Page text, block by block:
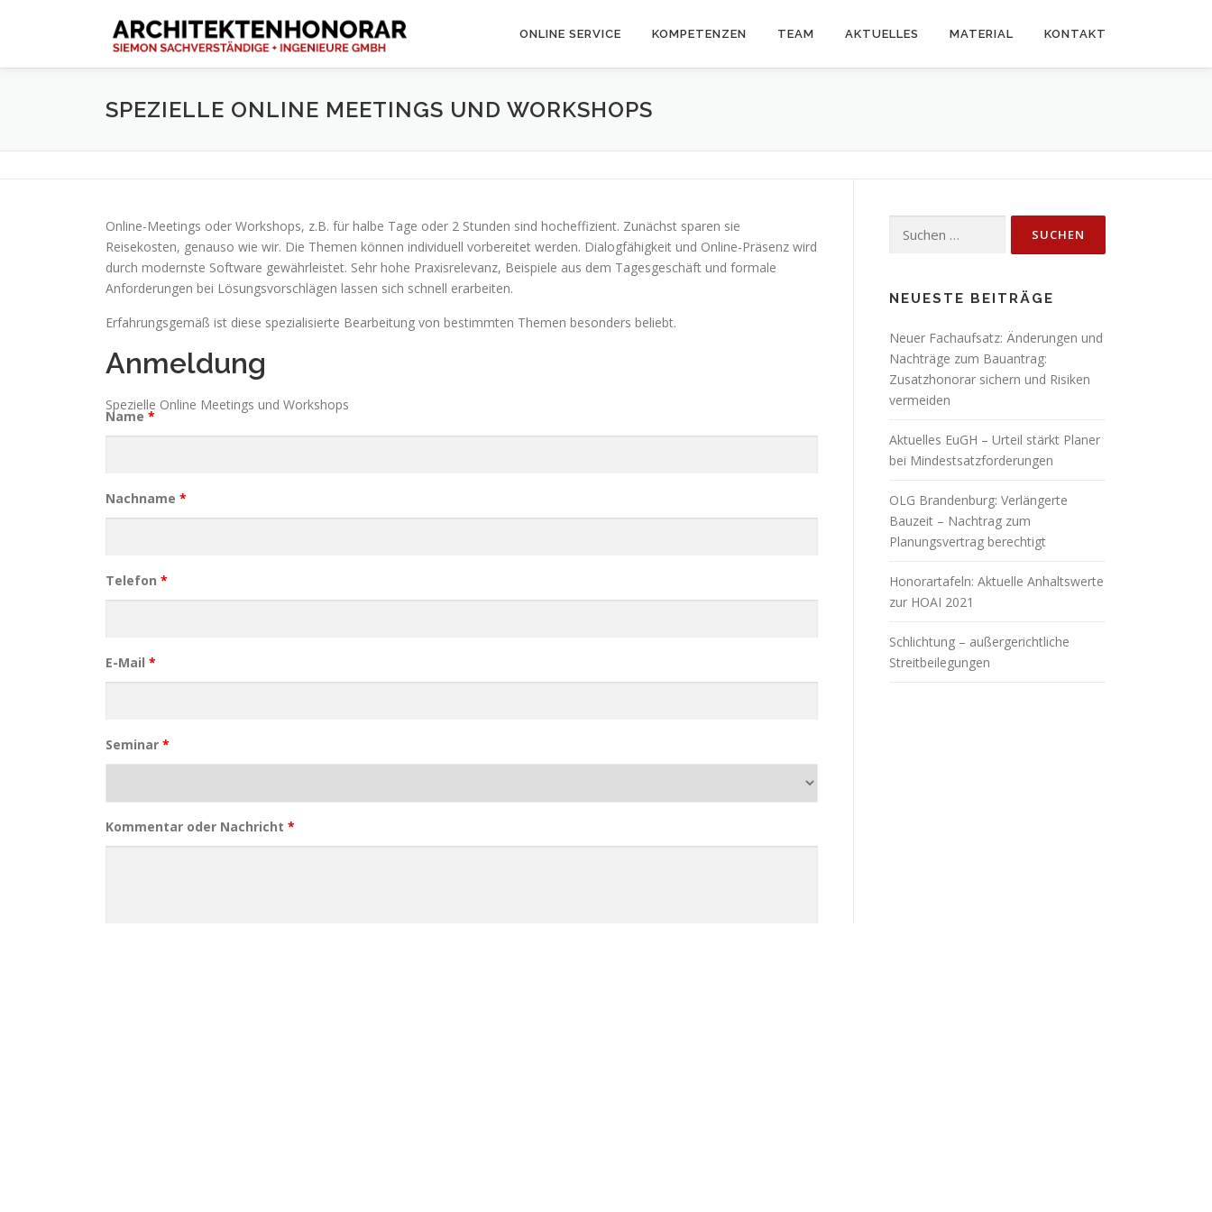
ONLINE SERVICE KOMPETENZEN TEAM AKTUELLES MATERIAL KONTAKT
SPEZIELLE ONLINE MEETINGS UND WORKSHOPS
Online-Meetings oder Workshops, z.B. für halbe Tage oder 2 Stunden sind hocheffizient. Zunächst sparen sie
Reisekosten, genauso wie wir. Die Themen können individuell vorbereitet werden. Dialogfähigkeit und Online-Präsenz wird
durch modernste Software gewährleistet. Sehr hohe Praxisrelevanz, Beispiele aus dem Tagesgeschäft und formale
Anforderungen bei Lösungsvorschlägen lassen sich schnell erarbeiten.
Erfahrungsgemäß ist diese spezialisierte Bearbeitung von bestimmten Themen besonders beliebt.
Anmeldung
Spezielle Online Meetings und Workshops
Name *
Nachname *
Telefon *
E-Mail *
Seminar *
Kommentar oder Nachricht *
nach:
NEUESTE BEITRÄGE
Neuer Fachaufsatz: Änderungen und
Nachträge zum Bauantrag:
Zusatzhonorar sichern und Risiken
vermeiden
Aktuelles EuGH – Urteil stärkt Planer
bei Mindestsatzforderungen
OLG Brandenburg: Verlängerte
Bauzeit – Nachtrag zum
Planungsvertrag berechtigt
Honorartafeln: Aktuelle Anhaltswerte
zur HOAI 2021
Schlichtung – außergerichtliche
Streitbeilegungen